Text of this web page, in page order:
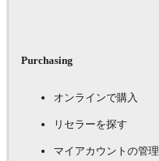
Purchasing
オンラインで購入
リセラーを探す
マイアカウントの管理